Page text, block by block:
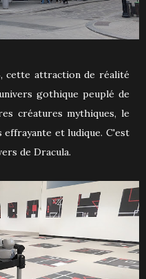
cette attraction de réalité
gothique peuplé de
créatures mythiques, le
effrayante et ludique. C'est
de Dracula.